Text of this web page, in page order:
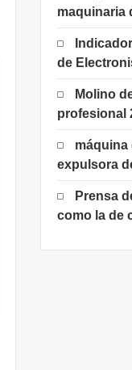
maquinaria
de
Molino
profesional
máquina
expulsora
Prensa
como la de